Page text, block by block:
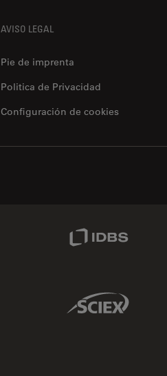
AVISO LEGAL
Pie de imprenta
Politica de Privacidad
Configuración de cookies
Sciex Link